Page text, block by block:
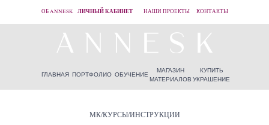
ОБ ANNESK ЛИЧНЫЙ КАБИНЕТ КОНТАКТЫ
НАШИ ПРОЕКТЫ
ОБУЧЕНИЕ
КУПИТЬ
УКРАШЕНИЕ
МАГАЗИН
МАТЕРИАЛОВ
ПОРТФОЛИО
ГЛАВНАЯ
МК/КУРСЫ/ИНСТРУКЦИИ